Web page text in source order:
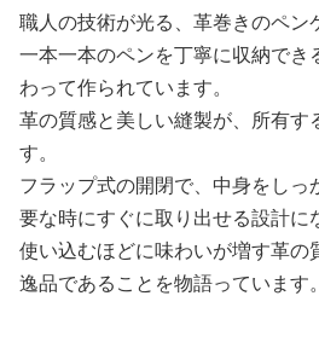
職人の技術が光る、革巻きのペン
一本一本のペンを丁寧に収納でき
わって作られています。
革の質感と美しい縫製が、所有す
す。
フラップ式の開閉で、中身をし
要な時にすぐに取り出せる設計に
使い込むほどに味わいが増す革の
逸品であることを物語っています。